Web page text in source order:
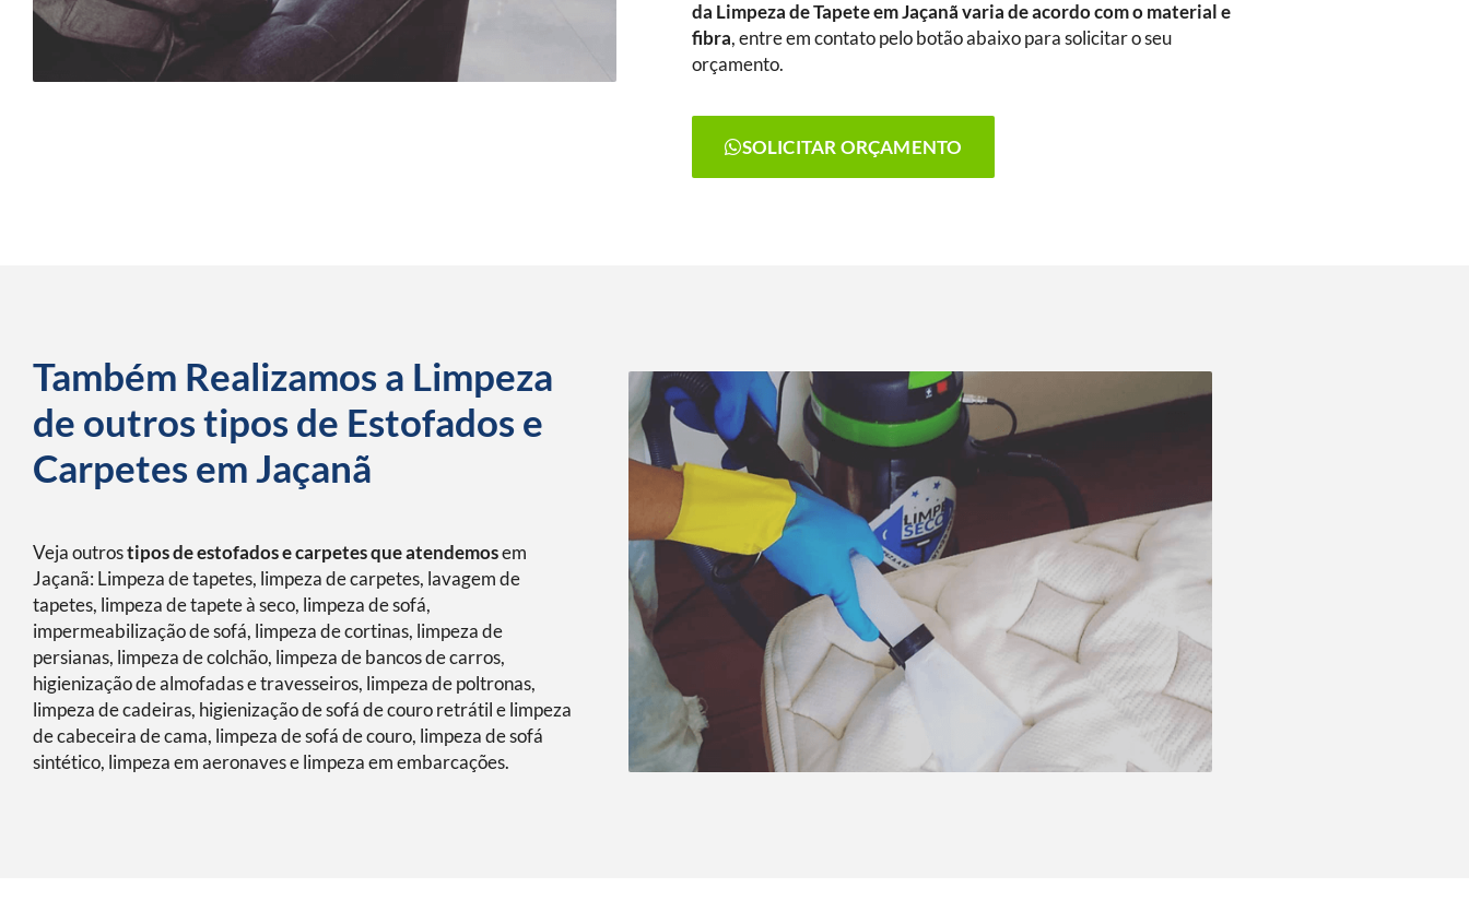
da Limpeza de Tapeteem Jaçanãvaria de acordo com o material e
fibra, entre em contato pelo botão abaixo para solicitar o seu
orçamento.
SOLICITAR ORÇAMENTO
Também Realizamos a Limpeza
de outros tipos de Estofados e
Carpetes em Jaçanã
Veja outrostipos de estofados e carpetes que atendemosem
Jaçanã: Limpeza de tapetes, limpeza de carpetes, lavagem de
tapetes, limpeza de tapete à seco, limpeza de sofá,
impermeabilização de sofá, limpeza de cortinas, limpeza de
persianas, limpeza de colchão, limpeza de bancos de carros,
higienização de almofadas e travesseiros, limpeza de poltronas,
limpeza de cadeiras, higienização de sofá de couro retrátil e limpeza
de cabeceira de cama, limpeza de sofá de couro, limpeza de sofá
sintético, limpeza em aeronaves e limpeza em embarcações.